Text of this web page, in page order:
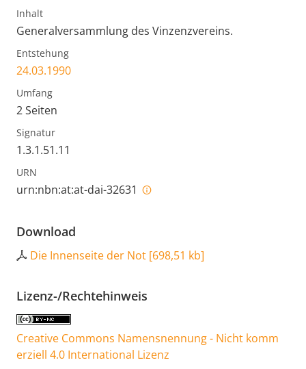
Inhalt
Generalversammlung des Vinzenzvereins.
Entstehung
24.03.1990
Umfang
2 Seiten
Signatur
1.3.1.51.11
URN
urn:nbn:at:at-dai-32631
Download
Die Innenseite der Not [698,51 kb]
Lizenz-/Rechtehinweis
Creative Commons Namensnennung - Nicht komm
erziell 4.0 International Lizenz